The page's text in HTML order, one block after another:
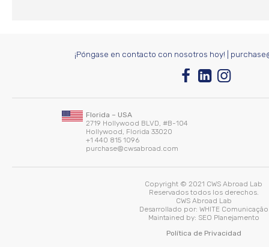
¡Póngase en contacto con nosotros hoy!
Copyright © 2021 CWS Abroad Lab
Reservados todos los derechos.
CWS Abroad Lab
Desarrollado por: WHITE Comunicação
Maintained by: SEO Planejamento
Política de Privacidad
Florida – USA
2719 Hollywood BLVD, #B-104
Hollywood, Florida 33020
+1 440 815 1096
purchase@cwsabroad.com